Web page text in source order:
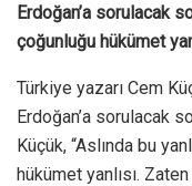
Erdoğan’a sorulacak
çoğunluğu hükümet
Türkiye yazarı Cem
Erdoğan’a sorulacak
Küçük, “Aslında bu
hükümet yanlısı.